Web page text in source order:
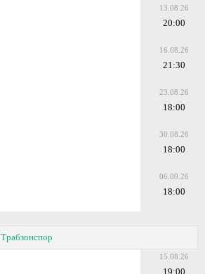
13.08.26
20:00
16.08.26
21:30
23.08.26
18:00
30.08.26
18:00
06.09.26
18:00
Трабзонспор
15.08.26
19:00